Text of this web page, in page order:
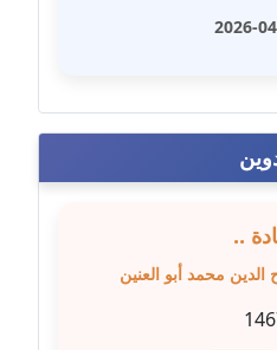
..
الدين محمد أبو العنين